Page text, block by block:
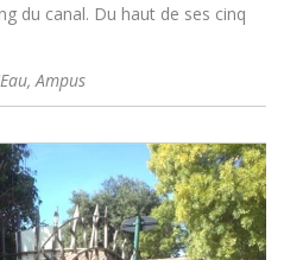
du canal. Du haut de ses cinq
, Ampus